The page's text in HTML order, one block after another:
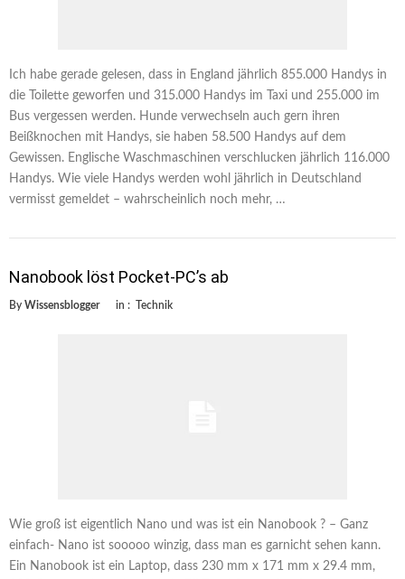
Ich habe gerade gelesen, dass in England jährlich 855.000 Handys in
die Toilette geworfen und 315.000 Handys im Taxi und 255.000 im
Bus vergessen werden. Hunde verwechseln auch gern ihren
Beißknochen mit Handys, sie haben 58.500 Handys auf dem
Gewissen. Englische Waschmaschinen verschlucken jährlich 116.000
Handys. Wie viele Handys werden wohl jährlich in Deutschland
vermisst gemeldet – wahrscheinlich noch mehr, …
Nanobook löst Pocket-PC’s ab
By Wissensblogger in : Technik
Wie groß ist eigentlich Nano und was ist ein Nanobook ? – Ganz
einfach- Nano ist sooooo winzig, dass man es garnicht sehen kann.
Ein Nanobook ist ein Laptop, dass 230 mm x 171 mm x 29.4 mm,